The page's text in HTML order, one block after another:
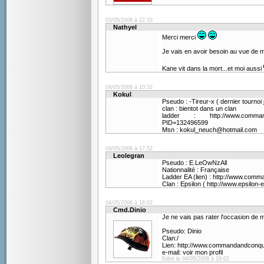
03/05/2008 à 22:33
Nathyel
Merci merci
Je vais en avoir besoin au vue de
Kane vit dans la mort...et moi aussi
04/05/2008 à 10:32
Kokul
Pseudo : -Tireur-x ( dernier tournoi
clan : bientot dans un clan
ladder : http://
PID=132496599
Msn : kokul_neuch@hotmail.com
04/05/2008 à 17:52
Leolegran
Pseudo : E.LeOwNzAll
Nationnalité : Française
Ladder EA (lien) : http://
Clan : Epsilon ( http://www.epsilon-
04/05/2008 à 18:02
Cmd.Dinio
Je ne vais pas rater l'occasion de
Pseudo: Dinio
Clan:/
Lien: http://
e-mail: voir mon profil
Edité le 04/05/2008 à 18:02